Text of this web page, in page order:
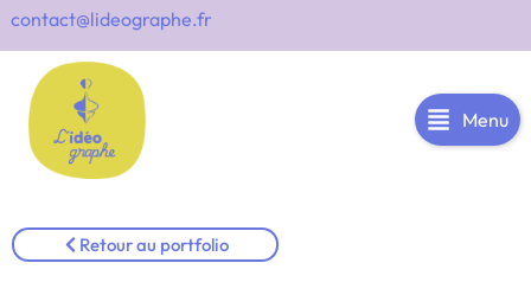
contact@lideographe.fr
Menu
Retour au portfolio